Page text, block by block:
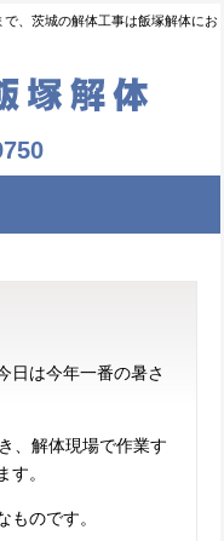
、茨城の解体工事は飯塚解体にお
日は今年一番の暑さ
、解体現場で作業す
。
ものです。